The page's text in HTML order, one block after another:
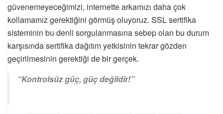
güvenemeyeceğimizi, internette arkamızı daha çok
kollamamız gerektiğini görmüş oluyoruz. SSL sertifika
sisteminin bu denli sorgulanmasına sebep olan bu durum
karşısında sertifika dağıtım yetkisinin tekrar gözden
geçirilmesinin gerektiği de bir gerçek.
“Kontrolsüz güç, güç değildir!”